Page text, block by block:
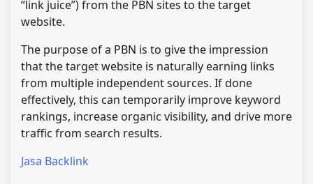
“link juice”) from the PBN sites to the target
website.
The purpose of a PBN is to give the impression
that the target website is naturally earning links
from multiple independent sources. If done
effectively, this can temporarily improve keyword
rankings, increase organic visibility, and drive more
traffic from search results.
Jasa Backlink